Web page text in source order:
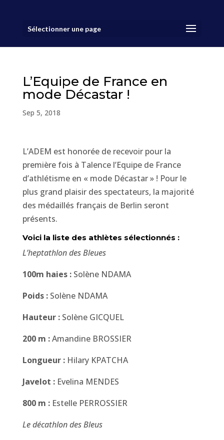
Sélectionner une page
L’Equipe de France en
mode Décastar !
Sep 5, 2018
L’ADEM est honorée de recevoir pour la
première fois à Talence l’Equipe de France
d’athlétisme en « mode Décastar » ! Pour le
plus grand plaisir des spectateurs, la majorité
des médaillés français de Berlin seront
présents.
Voici la liste des athlètes sélectionnés :
L’heptathlon des Bleues
100m haies : Solène NDAMA
Poids : Solène NDAMA
Hauteur : Solène GICQUEL
200 m :Amandine BROSSIER
Longueur : Hilary KPATCHA
Javelot : Evelina MENDES
800 m : Estelle PERROSSIER
Le décathlon des Bleus